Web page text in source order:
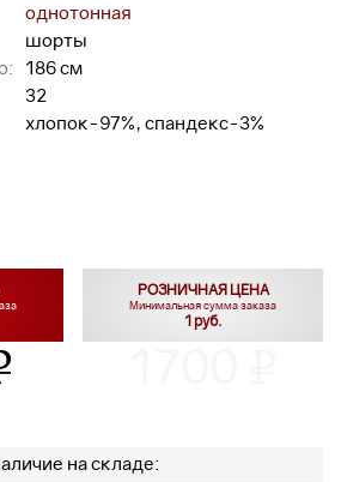
однотонная
шорты
186 см
32
хлопок-97%, спандекс-3%
РОЗНИЧНАЯ ЦЕНА
Минимальная сумма заказа
1 руб.
на складе: